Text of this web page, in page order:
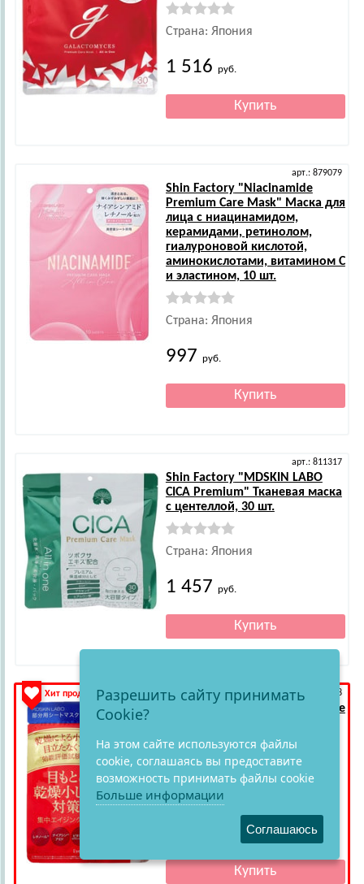
Страна: Япония
1 516 руб.
арт.: 879079
Shin Factory"Niacinamide
Premium Care Mask" Маска для
лица с ниацинамидом,
керамидами, ретинолом,
гиалуроновой кислотой,
аминокислотами, витамином С
и эластином, 10 шт.
Страна: Япония
997 руб.
арт.: 811317
Shin Factory"MDSKIN LABO
CICA Premium" Тканевая маска
с центеллой, 30 шт.
Страна: Япония
1 457 руб.
Хит продаж! арт.: 879178
"MDSKIN LABO Eye
для области вокруг глаз и
носовых складок, 64 шт.
1 отзыв
Страна: Япония
Разрешить сайту принимать
Cookie?
На этом сайте используются файлы
cookie, соглашаясь вы предоставите
возможность принимать файлы cookie
Больше информации
Соглашаюсь